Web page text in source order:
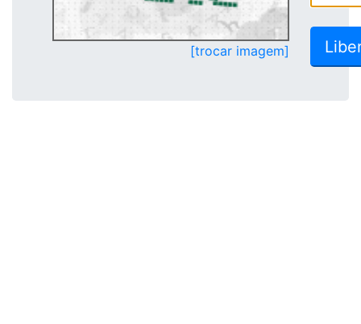
[trocar imagem]